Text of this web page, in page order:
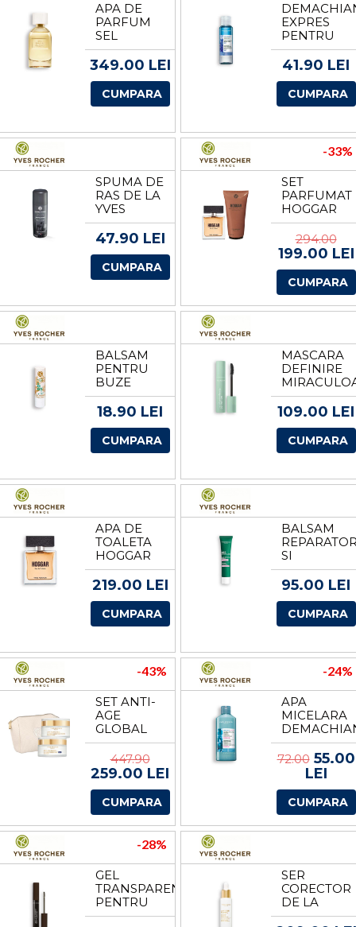
APA DE
PARFUM
SEL
D'AZUR
100 ML DE
ROCHER
349.00 LEI
CUMPARA
EXPRES
PENTRU
OCHI DE
LA YVES
41.90 LEI
CUMPARA
SPUMA DE
RAS DE LA
YVES
ROCHER
47.90 LEI
CUMPARA
-33%
SET
PARFUMAT
HOGGAR
DE LA
YVES
ROCHER
294.00
199.00 LEI
CUMPARA
BALSAM
PENTRU
BUZE
KARITÉ 4.8
G DE LA
ROCHER
18.90 LEI
CUMPARA
MASCARA
DEFINIRE
DE LA
YVES
109.00 LEI
CUMPARA
APA DE
TOALETA
HOGGAR
DE LA
YVES
219.00 LEI
CUMPARA
BALSAM
SI
DE LA
ROCHER
95.00 LEI
CUMPARA
-43%
SET ANTI-
AGE
GLOBAL
DE LA
YVES
ROCHER
447.90
259.00 LEI
CUMPARA
-24%
APA
MICELARA
CU EFECT
CALMANT
DE LA
YVES
ROCHER
72.0055.00
LEI
CUMPARA
-28%
GEL
TRANSPARENT
PENTRU
SPRANCENE
SER
CORECTOR
DE LA
YVES